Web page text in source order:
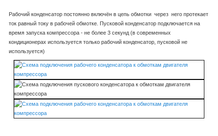
Рабочий конденсатор постоянно включён в цепь обмотки через него протекает
ток равный току в рабочей обмотке. Пусковой конденсатор подключается на
время запуска компрессора - не более 3 секунд (в современных
кондиционерах используется только рабочий конденсатор, пусковой не
используется)